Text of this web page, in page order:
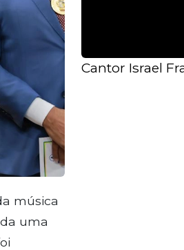
música
uma
Cantor Israel